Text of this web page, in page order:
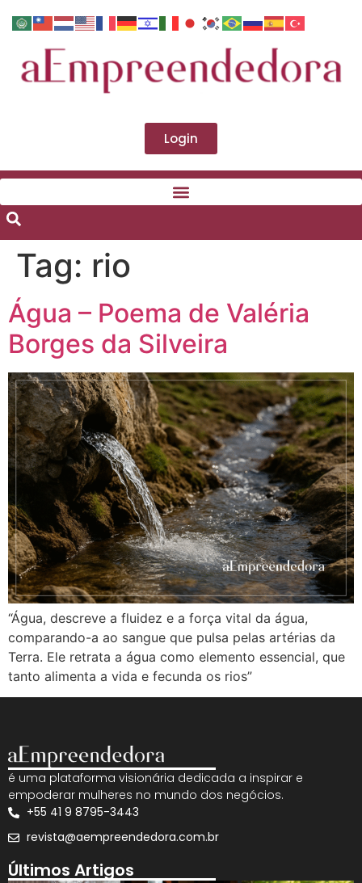
Login
Tag: rio
Água – Poema de Valéria
Borges da Silveira
“Água, descreve a fluidez e a força vital da água,
comparando-a ao sangue que pulsa pelas artérias da
Terra. Ele retrata a água como elemento essencial, que
tanto alimenta a vida e fecunda os rios”
é uma plataforma visionária dedicada a inspirar e
empoderar mulheres no mundo dos negócios.
+55 41 9 8795-3443
revista@aempreendedora.com.br
Últimos Artigos